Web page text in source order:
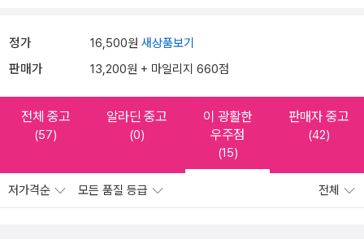
정가 16,500원 새상품보기
판매가 13,200원 + 마일리지 660점
전체 중고
(57)
알라딘 중고
(0)
이 광활한
우주점
(15)
판매자 중고
(42)
저가격순 모든 품질 등급 전체